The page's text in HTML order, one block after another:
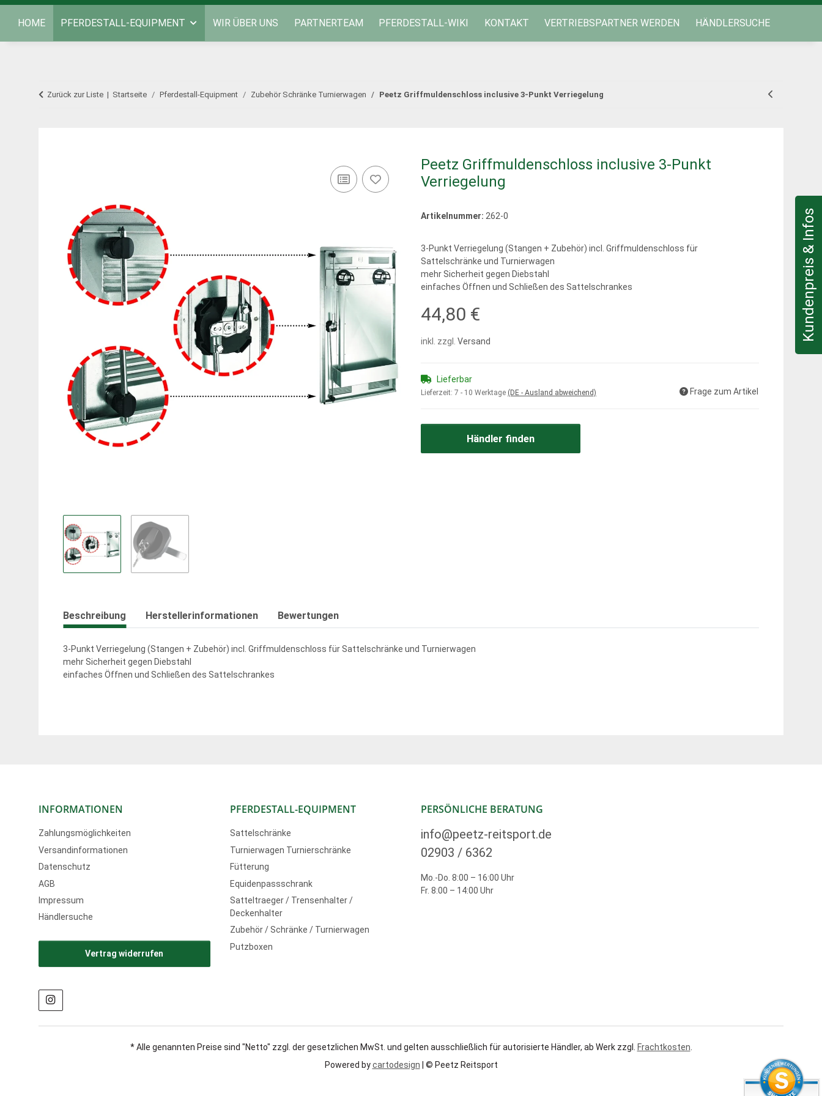
HOME PFERDESTALL-EQUIPMENT WIR ÜBER UNS PARTNERTEAM PFERDESTALL-WIKI KONTAKT VERTRIEBSPARTNER WERDEN HÄNDLERSUCHE
Kundenpreis & Infos
Zurück zur Liste Startseite Pferdestall-Equipment Zubehör Schränke Turnierwagen Peetz Griffmuldenschloss inclusive 3-Punkt Verriegelung
Peetz Griffmuldenschloss inclusive 3-Punkt
Verriegelung
Artikelnummer: 262-0
3-Punkt Verriegelung (Stangen + Zubehör) incl. Griffmuldenschloss für
Sattelschränke und Turnierwagen
mehr Sicherheit gegen Diebstahl
einfaches Öffnen und Schließen des Sattelschrankes
44,80 €
inkl. zzgl. Versand
Lieferbar
Lieferzeit: 7 - 10 Werktage (DE - Ausland abweichend) Frage zum Artikel
Händler finden
Beschreibung Herstellerinformationen Bewertungen
3-Punkt Verriegelung (Stangen + Zubehör) incl. Griffmuldenschloss für Sattelschränke und Turnierwagen
mehr Sicherheit gegen Diebstahl
einfaches Öffnen und Schließen des Sattelschrankes
INFORMATIONEN
Zahlungsmöglichkeiten
Versandinformationen
Datenschutz
AGB
Impressum
Händlersuche
Vertrag widerrufen
PFERDESTALL-EQUIPMENT
Sattelschränke
Turnierwagen Turnierschränke
Fütterung
Equidenpassschrank
Satteltraeger / Trensenhalter /
Deckenhalter
Zubehör / Schränke / Turnierwagen
Putzboxen
PERSÖNLICHE BERATUNG
info@peetz-reitsport.de
02903 / 6362
Mo.-Do. 8:00 – 16:00 Uhr
Fr. 8:00 – 14:00 Uhr
* Alle genannten Preise sind "Netto" zzgl. der gesetzlichen MwSt. und gelten ausschließlich für autorisierte Händler, ab Werk zzgl. Frachtkosten
Powered bycartodesign | © Peetz Reitsport